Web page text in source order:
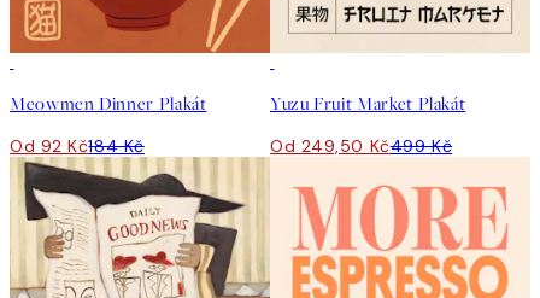
Meowmen Dinner Plakát
Od 92 Kč184 Kč
Yuzu Fruit Market Plakát
Od 249,50 Kč499 Kč